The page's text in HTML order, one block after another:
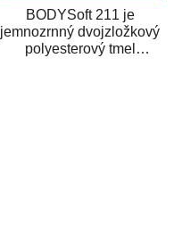
BODYSoft 211 je
jemnozrnný dvojzložkový
polyesterový tmel